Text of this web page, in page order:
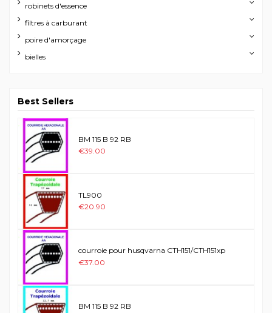
robinets d'essence
filtres à carburant
poire d'amorçage
bielles
Best Sellers
BM 115 B 92 RB
€39.00
TL900
€20.90
courroie pour husqvarna CTH151/CTH151xp
€37.00
BM 115 B 92 RB